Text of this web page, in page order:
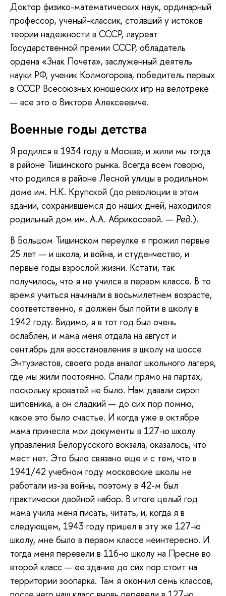
Доктор физико-математических наук, ординарный
профессор, ученый-классик, стоявший у истоков
теории надежности в СССР, лауреат
Государственной премии СССР, обладатель
ордена «Знак Почета», заслуженный деятель
науки РФ, ученик Колмогорова, победитель первых
в СССР Всесоюзных юношеских игр на велотреке
— все это о Викторе Алексеевиче.
Военные годы детства
Я родился в 1934 году в Москве, и жили мы тогда
в районе Тишинского рынка. Всегда всем говорю,
что родился в районе Лесной улицы в родильном
доме им. Н.К. Крупской (до революции в этом
здании, сохранившемся до наших дней, находился
родильный дом им. А.А. Абрикосовой. — Ред.).
В Большом Тишинском переулке я прожил первые
25 лет — и школа, и война, и студенчество, и
первые годы взрослой жизни. Кстати, так
получилось, что я не учился в первом классе. В то
время учиться начинали в восьмилетнем возрасте,
соответственно, я должен был пойти в школу в
1942 году. Видимо, я в тот год был очень
ослаблен, и мама меня отдала на август и
сентябрь для восстановления в школу на шоссе
Энтузиастов, своего рода аналог школьного лагеря,
где мы жили постоянно. Спали прямо на партах,
поскольку кроватей не было. Нам давали сироп
шиповника, а он сладкий — до сих пор помню,
какое это было счастье. И когда уже в октябре
мама принесла мои документы в 127-ю школу
управления Белорусского вокзала, оказалось, что
мест нет. Это было связано еще и с тем, что в
1941/42 учебном году московские школы не
работали из-за войны, поэтому в 42-м был
практически двойной набор. В итоге целый год
мама учила меня писать, читать, и, когда я в
следующем, 1943 году пришел в эту же 127-ю
школу, мне было в первом классе неинтересно. И
тогда меня перевели в 116-ю школу на Пресне во
второй класс — ее здание до сих пор стоит на
территории зоопарка. Там я окончил семь классов,